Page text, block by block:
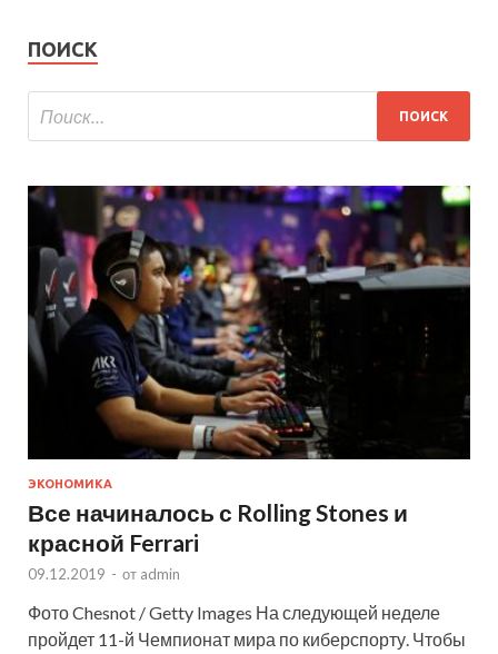
ПОИСК
ЭКОНОМИКА
Все начиналось с Rolling Stones и
красной Ferrari
09.12.2019 - от admin
Фото Chesnot / Getty Images На следующей неделе
пройдет 11-й Чемпионат мира по киберспорту. Чтобы